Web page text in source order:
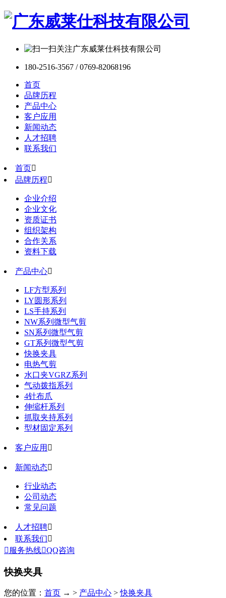
180-2516-3567 / 0769-82068196
首页
品牌历程
产品中心
客户应用
新闻动态
人才招聘
联系我们
首页
品牌历程
企业介绍
企业文化
资质证书
组织架构
合作关系
资料下载
产品中心
LF方型系列
LY圆形系列
LS手持系列
NW系列微型气剪
SN系列微型气剪
GT系列微型气剪
快换夹具
电热气剪
水口夹VGRZ系列
气动拨指系列
4针布爪
伸缩杆系列
抓取夹持系列
型材固定系列
客户应用 
新闻动态
行业动态
公司动态
常见问题
人才招聘
联系我们
 服务热线QQ咨询
快换夹具
您的位置： 首页 → > 产品中心 >快换夹具